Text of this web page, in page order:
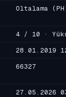
Oltalama
4 / 10 ·
28.01.2019
66327
27.05.2026